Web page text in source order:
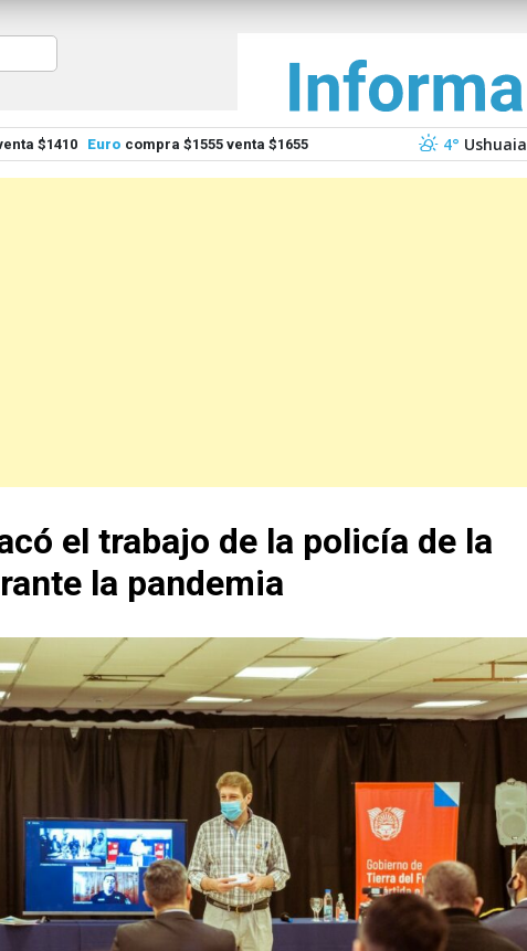
$1410 Euro compra $1555 venta $1655 4° Ushuaia
el trabajo de la policía de la
la pandemia